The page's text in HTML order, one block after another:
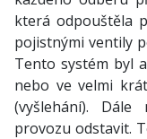
která odpouštěla
pojistnými ventily
Tento systém byl
nebo ve velmi
(vyšlehání).
provozu odstavit.